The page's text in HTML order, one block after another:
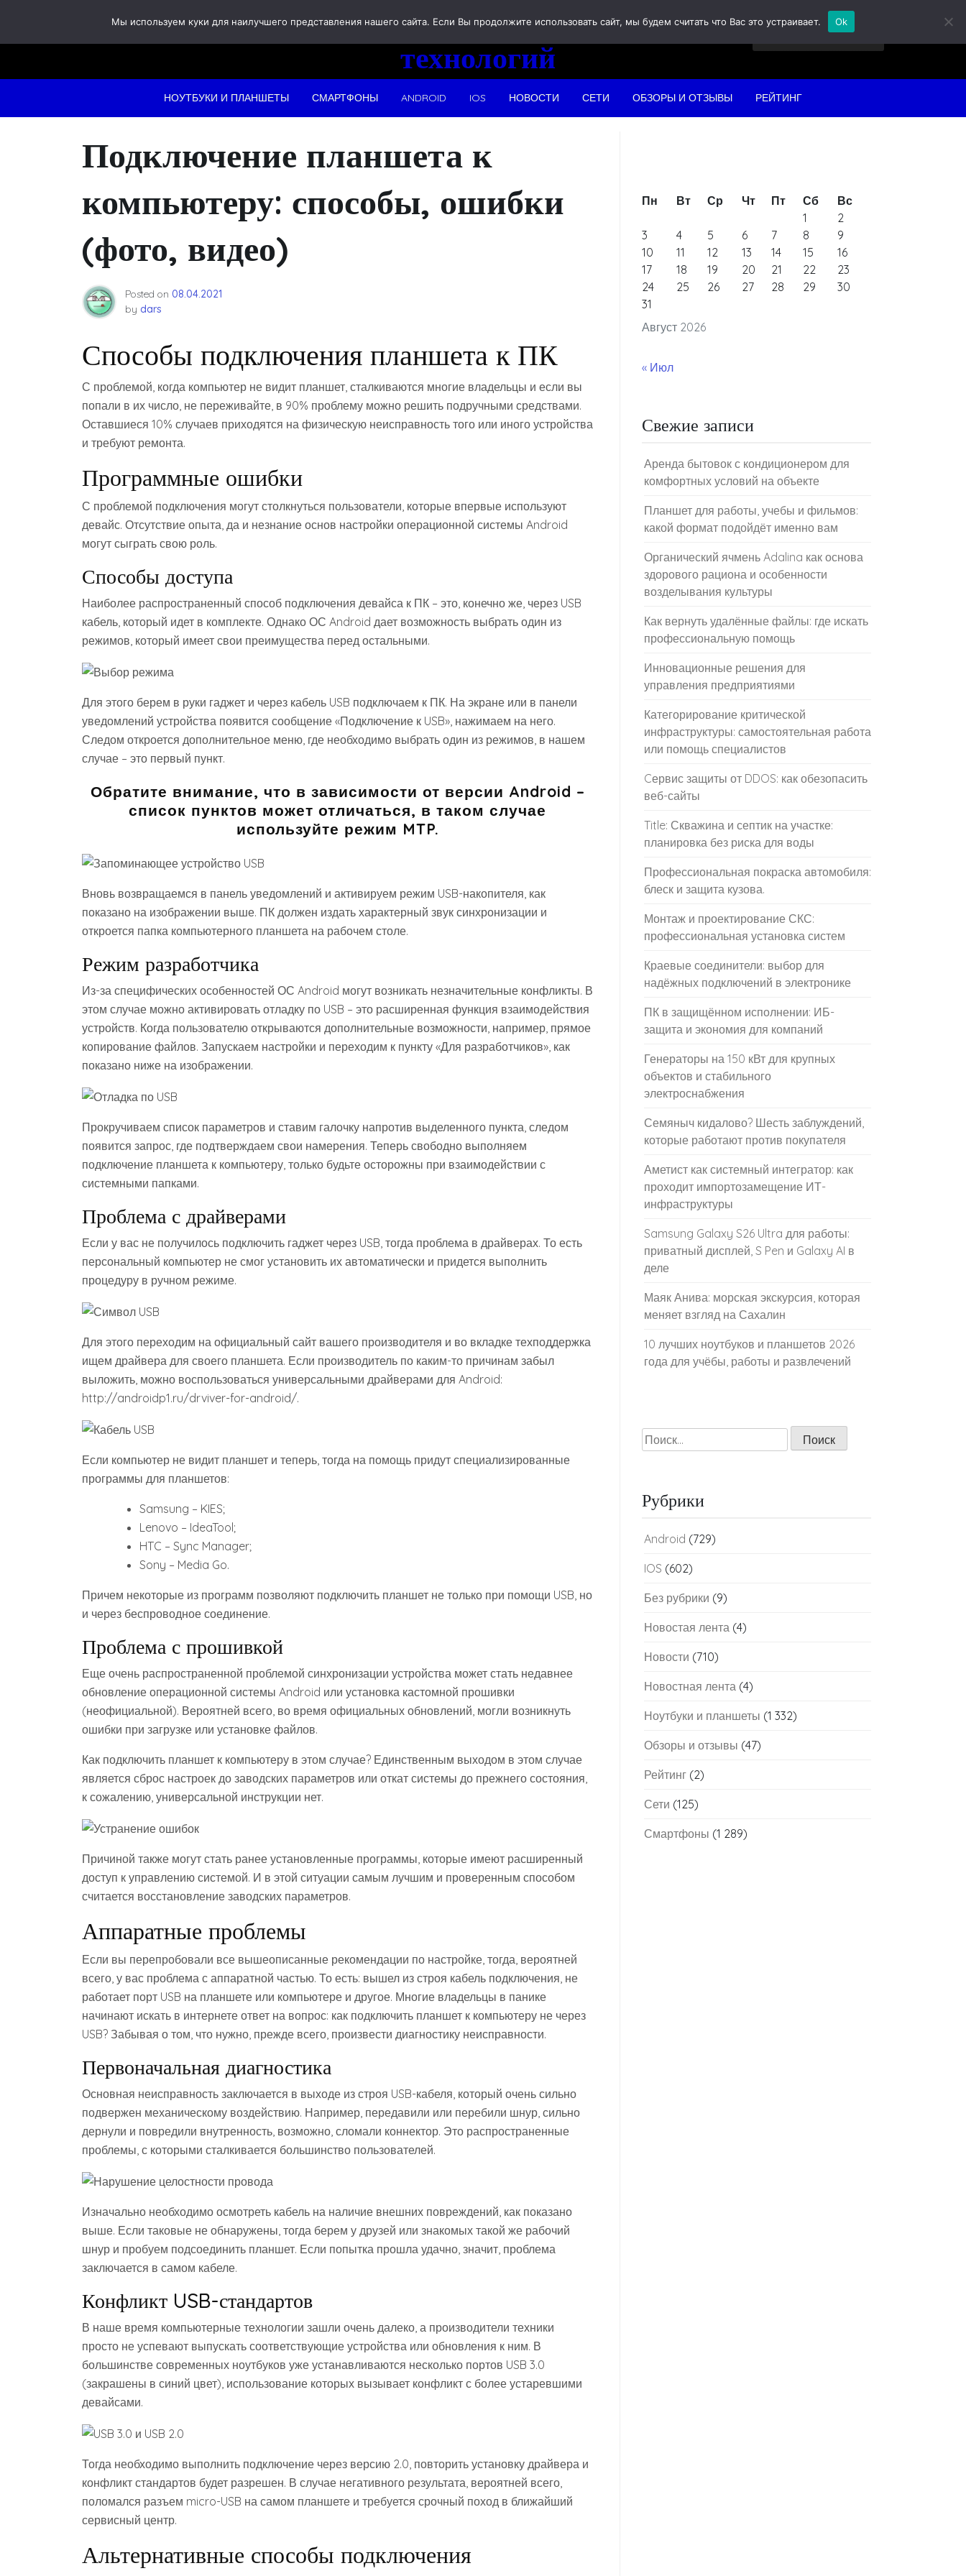
content
Новости
технологий
НОУТБУКИ И ПЛАНШЕТЫ СМАРТФОНЫ ANDROID IOS НОВОСТИ СЕТИ ОБЗОРЫ И ОТЗЫВЫ РЕЙТИНГ
Подключение планшета к
компьютеру: способы, ошибки
(фото, видео)
Posted on 08.04.2021
by dars
Способы подключения планшета к ПК
С проблемой, когда компьютер не видит планшет, сталкиваются многие владельцы и если вы
попали в их число, не переживайте, в 90% проблему можно решить подручными средствами.
Оставшиеся 10% случаев приходятся на физическую неисправность того или иного устройства
и требуют ремонта.
Программные ошибки
С проблемой подключения могут столкнуться пользователи, которые впервые используют
девайс. Отсутствие опыта, да и незнание основ настройки операционной системы Android
могут сыграть свою роль.
Способы доступа
Наиболее распространенный способ подключения девайса к ПК – это, конечно же, через USB
кабель, который идет в комплекте. Однако ОС Android дает возможность выбрать один из
режимов, который имеет свои преимущества перед остальными.
Для этого берем в руки гаджет и через кабель USB подключаем к ПК. На экране или в панели
уведомлений устройства появится сообщение «Подключение к USB», нажимаем на него.
Следом откроется дополнительное меню, где необходимо выбрать один из режимов, в нашем
случае – это первый пункт.
Обратите внимание, что в зависимости от версии Android –
список пунктов может отличаться, в таком случае
используйте режим MTP.
Вновь возвращаемся в панель уведомлений и активируем режим USB-накопителя, как
показано на изображении выше. ПК должен издать характерный звук синхронизации и
откроется папка компьютерного планшета на рабочем столе.
Режим разработчика
Из-за специфических особенностей ОС Android могут возникать незначительные конфликты. В
этом случае можно активировать отладку по USB – это расширенная функция взаимодействия
устройств. Когда пользователю открываются дополнительные возможности, например, прямое
копирование файлов. Запускаем настройки и переходим к пункту «Для разработчиков», как
показано ниже на изображении.
Прокручиваем список параметров и ставим галочку напротив выделенного пункта, следом
появится запрос, где подтверждаем свои намерения. Теперь свободно выполняем
подключение планшета к компьютеру, только будьте осторожны при взаимодействии с
системными папками.
Проблема с драйверами
Если у вас не получилось подключить гаджет через USB, тогда проблема в драйверах. То есть
персональный компьютер не смог установить их автоматически и придется выполнить
процедуру в ручном режиме.
Для этого переходим на официальный сайт вашего производителя и во вкладке техподдержка
ищем драйвера для своего планшета. Если производитель по каким-то причинам забыл
выложить, можно воспользоваться универсальными драйверами для Android:
http://androidp1.ru/drviver-for-android/.
Если компьютер не видит планшет и теперь, тогда на помощь придут специализированные
программы для планшетов:
Samsung – KIES;
Lenovo – IdeaTool;
HTC – Sync Manager;
Sony – Media Go.
Причем некоторые из программ позволяют подключить планшет не только при помощи USB, но
и через беспроводное соединение.
Проблема с прошивкой
Еще очень распространенной проблемой синхронизации устройства может стать недавнее
обновление операционной системы Android или установка кастомной прошивки
(неофициальной). Вероятней всего, во время официальных обновлений, могли возникнуть
ошибки при загрузке или установке файлов.
Как подключить планшет к компьютеру в этом случае? Единственным выходом в этом случае
является сброс настроек до заводских параметров или откат системы до прежнего состояния,
к сожалению, универсальной инструкции нет.
Причиной также могут стать ранее установленные программы, которые имеют расширенный
доступ к управлению системой. И в этой ситуации самым лучшим и проверенным способом
считается восстановление заводских параметров.
Аппаратные проблемы
Если вы перепробовали все вышеописанные рекомендации по настройке, тогда, вероятней
всего, у вас проблема с аппаратной частью. То есть: вышел из строя кабель подключения, не
работает порт USB на планшете или компьютере и другое. Многие владельцы в панике
начинают искать в интернете ответ на вопрос: как подключить планшет к компьютеру не через
USB? Забывая о том, что нужно, прежде всего, произвести диагностику неисправности.
Первоначальная диагностика
Основная неисправность заключается в выходе из строя USB-кабеля, который очень сильно
подвержен механическому воздействию. Например, передавили или перебили шнур, сильно
дернули и повредили внутренность, возможно, сломали коннектор. Это распространенные
проблемы, с которыми сталкивается большинство пользователей.
Изначально необходимо осмотреть кабель на наличие внешних повреждений, как показано
выше. Если таковые не обнаружены, тогда берем у друзей или знакомых такой же рабочий
шнур и пробуем подсоединить планшет. Если попытка прошла удачно, значит, проблема
заключается в самом кабеле.
Конфликт USB-стандартов
В наше время компьютерные технологии зашли очень далеко, а производители техники
просто не успевают выпускать соответствующие устройства или обновления к ним. В
большинстве современных ноутбуков уже устанавливаются несколько портов USB 3.0
(закрашены в синий цвет), использование которых вызывает конфликт с более устаревшими
девайсами.
Тогда необходимо выполнить подключение через версию 2.0, повторить установку драйвера и
конфликт стандартов будет разрешен. В случае негативного результата, вероятней всего,
поломался разъем micro-USB на самом планшете и требуется срочный поход в ближайший
сервисный центр.
Альтернативные способы подключения
Август 2026
Пн Вт Ср Чт Пт Сб
Вс
1
2
3
4 5 6 7 8
9
10
11 12 13 14 15
16
17
18 19 20 21 22
23
24
25 26 27 28 29
30
31
« Июл
Свежие записи
Аренда бытовок с кондиционером для
комфортных условий на объекте
Планшет для работы, учебы и фильмов:
какой формат подойдёт именно вам
Органический ячмень Adalina как основа
здорового рациона и особенности
возделывания культуры
Как вернуть удалённые файлы: где искать
профессиональную помощь
Инновационные решения для
управления предприятиями
Категорирование критической
инфраструктуры: самостоятельная работа
или помощь специалистов
Cервис защиты от DDOS: как обезопасить
веб-сайты
Title: Скважина и септик на участке:
планировка без риска для воды
Профессиональная покраска автомобиля:
блеск и защита кузова.
Монтаж и проектирование СКС:
профессиональная установка систем
Краевые соединители: выбор для
надёжных подключений в электронике
ПК в защищённом исполнении: ИБ-
защита и экономия для компаний
Генераторы на 150 кВт для крупных
объектов и стабильного
электроснабжения
Семяныч кидалово? Шесть заблуждений,
которые работают против покупателя
Аметист как системный интегратор: как
проходит импортозамещение ИТ-
инфраструктуры
Samsung Galaxy S26 Ultra для работы:
приватный дисплей, S Pen и Galaxy AI в
деле
Маяк Анива: морская экскурсия, которая
меняет взгляд на Сахалин
10 лучших ноутбуков и планшетов 2026
года для учёбы, работы и развлечений
Найти:
Рубрики
Android (729)
IOS (602)
Без рубрики (9)
Новостая лента (4)
Новости (710)
Новостная лента (4)
Ноутбуки и планшеты (1 332)
Обзоры и отзывы (47)
Рейтинг (2)
Сети (125)
Смартфоны (1 289)
Мы используем куки для наилучшего представления нашего сайта. Если Вы продолжите использовать сайт, мы будем считать что Вас это устраивает. Ok